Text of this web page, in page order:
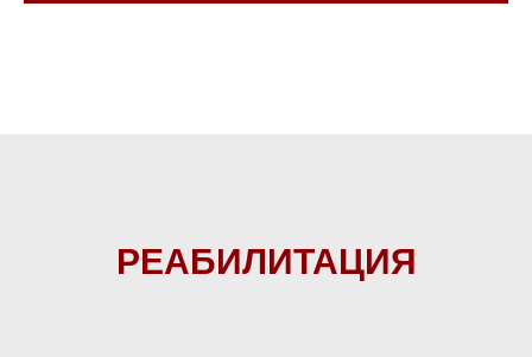
РЕАБИЛИТАЦИЯ